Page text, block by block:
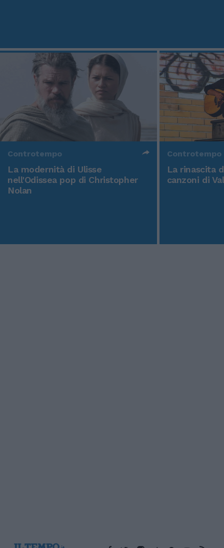
Controtempo
La modernità di Ulisse
nell'Odissea pop di Christopher
Nolan
Controtempo
La rinascita
canzoni di